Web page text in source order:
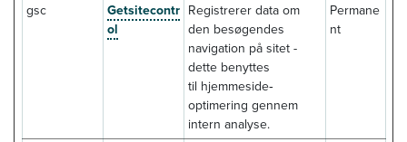
gsc
Getsitecontr
ol
Registrerer data om
den besøgendes
navigation på sitet -
dette benyttes
til hjemmeside‐
optimering gennem
intern analyse.
Permane
nt